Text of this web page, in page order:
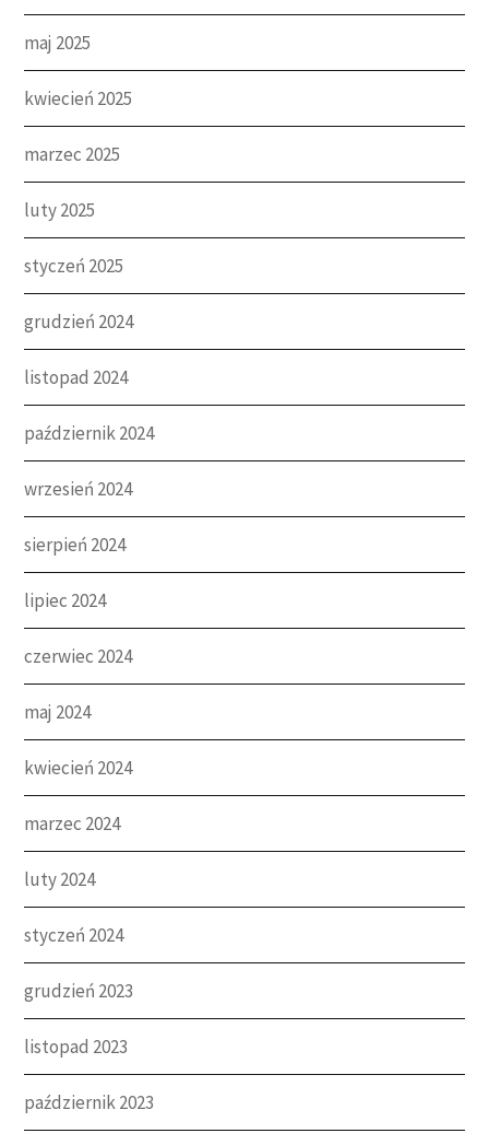
maj 2025
kwiecień 2025
marzec 2025
luty 2025
styczeń 2025
grudzień 2024
listopad 2024
październik 2024
wrzesień 2024
sierpień 2024
lipiec 2024
czerwiec 2024
maj 2024
kwiecień 2024
marzec 2024
luty 2024
styczeń 2024
grudzień 2023
listopad 2023
październik 2023